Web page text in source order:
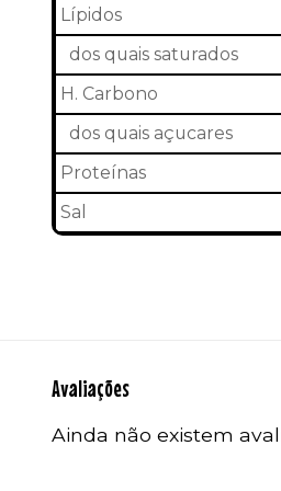
Lípidos
dos quais saturados
H. Carbono
dos quais açucares
Proteínas
Sal
Avaliações
Ainda não existem